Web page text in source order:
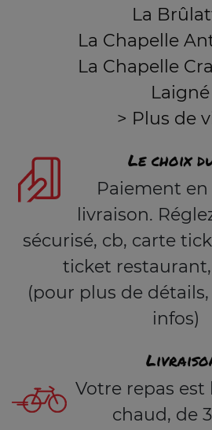
La
La Chapelle
La Chapelle
Laigné
> Plus de
Le choix
Paiement
livraison.
sécurisé, cb, carte
ticket restaurant,
(pour plus de
infos)
Votre repas est
chaud, de